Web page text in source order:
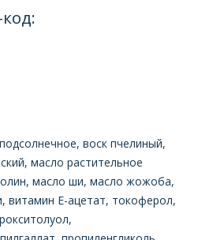
воск пчелиный,
масло растительное
масло ши, масло жожоба,
витамин Е-ацетат, токоферол,